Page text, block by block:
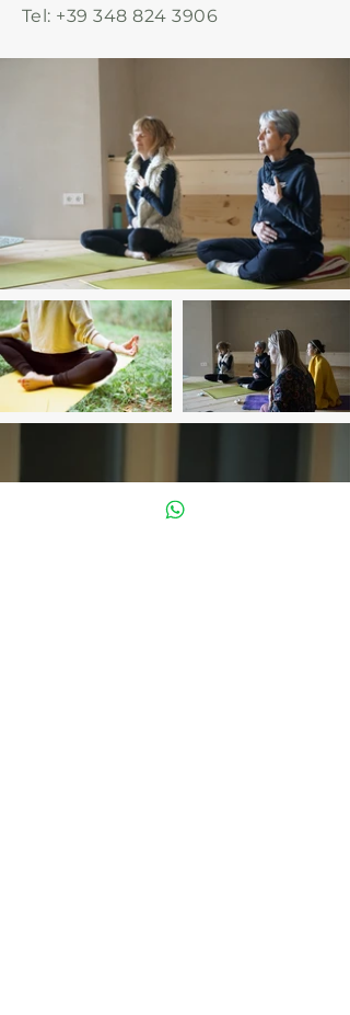
Tel: +39 348 824 3906